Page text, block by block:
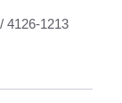
4126-1213